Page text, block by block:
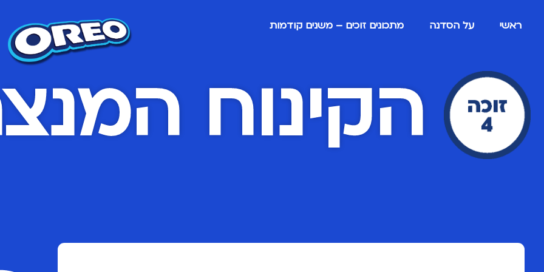
ראשי על הסדנה מתכונים זוכים – משנים קודמות
הקינוח